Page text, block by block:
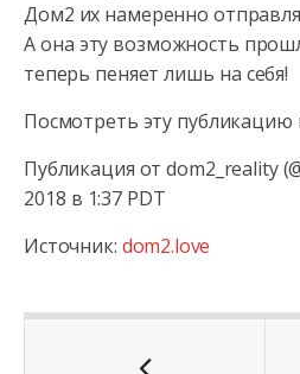
Дом2 их намеренно
А она эту возможность
теперь пеняет лишь на себя!
Посмотреть эту публикацию
Публикация от dom2_reality
2018 в 1:37 PDT
Источник: dom2.love